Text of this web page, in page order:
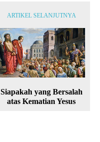
ARTIKEL SELANJUTNYA
Siapakah yang Bersalah
atas Kematian Yesus